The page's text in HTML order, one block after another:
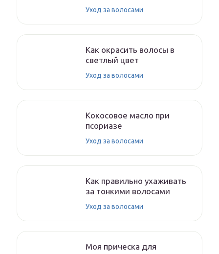
Уход за волосами
Как окрасить волосы в
светлый цвет
Уход за волосами
Кокосовое масло при
псориазе
Уход за волосами
Как правильно ухаживать
за тонкими волосами
Уход за волосами
Моя прическа для